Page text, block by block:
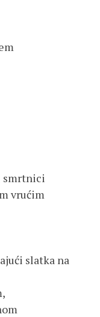
smrtnici
vrućim
slatka na